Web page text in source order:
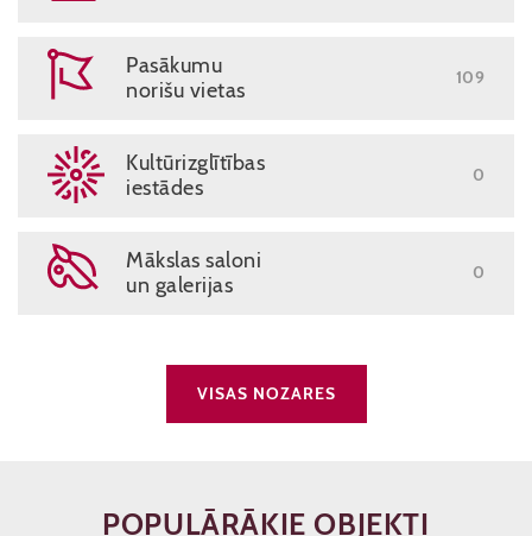
Pasākumu
norišu vietas
109
Kultūrizglītības
iestādes
0
Mākslas saloni
un galerijas
0
VISAS NOZARES
POPULĀRĀKIE OBJEKTI